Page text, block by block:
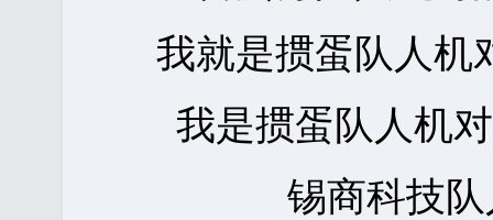
我就是掼蛋队人机
我是掼蛋队人机
锡商科技